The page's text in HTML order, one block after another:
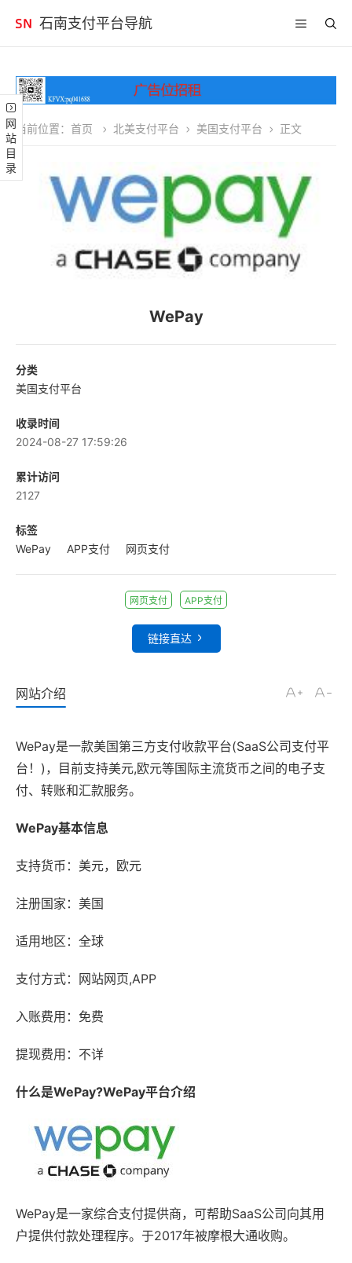
石南支付平台导航
网站目录 当前位置： 首页 北美支付平台 美国支付平台 正文
WePay
分类
美国支付平台
收录时间
2024-08-27 17:59:26
累计访问
2127
标签
WePay
APP支付 网页支付
网页支付 APP支付
链接直达
网站介绍
WePay是一款美国第三方支付收款平台(SaaS公司支付平
台！)，目前支持美元,欧元等国际主流货币之间的电子支
付、转账和汇款服务。
WePay基本信息
支持货币：美元，欧元
注册国家：美国
适用地区：全球
支付方式：网站网页,APP
入账费用：免费
提现费用：不详
什么是WePay?WePay平台介绍
WePay是一家综合支付提供商，可帮助SaaS公司向其用
户提供付款处理程序。于2017年被摩根大通收购。